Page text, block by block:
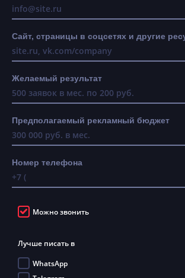
Сайт, страницы в соцсетях и другие
Желаемый результат
Предполагаемый рекламный бюджет
Номер телефона
Можно звонить
Лучше писать в
WhatsApp